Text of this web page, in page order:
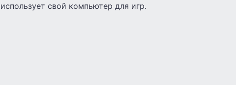
использует свой компьютер для игр.